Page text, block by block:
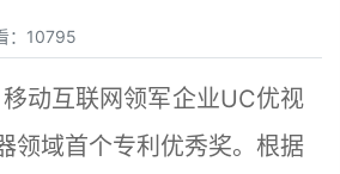
10795
动互联网领军企业UC优视
领域首个专利优秀奖。根据